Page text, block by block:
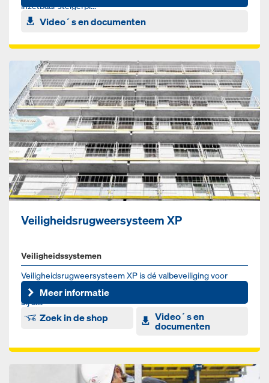
inzetbaar steigerpl...
Video´s en documenten
Veiligheidsrugweersysteem XP
Veiligheidssystemen
Veiligheidsrugweersysteem XP is dé valbeveiliging voor
bekisting en ruwbouw. Dit veiligheidssysteem past optimaal
bij al...
Meer informatie
Zoek in de shop
Video´s en
documenten